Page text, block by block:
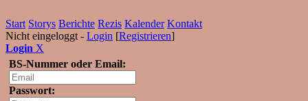
Start Storys Berichte Rezis Kalender Kontakt
Nicht eingeloggt - Login [Registrieren]
Login X
BS-Nummer oder Email:
Passwort: